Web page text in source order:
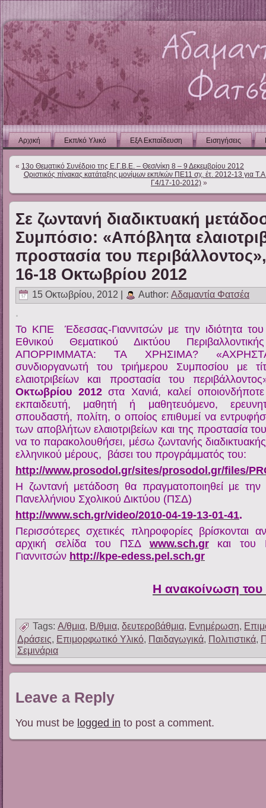
Αρχική Εκπ/κό Υλικό ΕξΑ Εκπαίδευση Εισηγήσεις
« 13ο Θεματικό Συνέδριο της Ε.Γ.Β.Ε. – Θεσ/νίκη 8 – 9 Δεκεμβρίου 2012
Οριστικός πίνακας κατάταξης μονίμων εκπ/κών ΠΕ11 σχ. έτ. 2012-13 για
Γ4/17-10-2012) »
Σε ζωντανή διαδικτυακή
Συμπόσιο: «Απόβλητα
προστασία του
16-18 Οκτωβρίου 2012
15 Οκτωβρίου, 2012 | Author: Αδαμαντία Φατσέα
.
Το ΚΠΕ Έδεσσας-Γιαννιτσών με την ιδιότητα του
Εθνικού Θεματικού Δικτύου
ΑΠΟΡΡΙΜΜΑΤΑ: ΤΑ ΧΡΗΣΙΜΑ?
συνδιοργανωτή του τριήμερου Συμποσίου με
ελαιοτριβείων και προστασία του
Οκτωβρίου 2012στα Χανιά, καλεί οποιονδήποτε
εκπαιδευτή, μαθητή ή μαθητευόμενο,
σπουδαστή, πολίτη, ο οποίος επιθυμεί να
των αποβλήτων ελαιοτριβείων και της προστασία
να το παρακολουθήσει, μέσω ζωντανής
ελληνικού μέρους, βάσει του προγράμματός του:
http://www.prosodol.gr/sites/prosodol.gr/files/
Η ζωντανή μετάδοση θα πραγματοποιηθεί με την
Πανελλήνιου Σχολικού Δικτύου (ΠΣΔ)
http://www.sch.gr/video/2010-04-19-13-01-41.
Περισσότερες σχετικές πληροφορίες βρίσκονται
αρχική σελίδα του ΠΣΔ www.sch.grκαι του
Γιαννιτσών http://kpe-edess.pel.sch.gr
Η ανακοίνωση
Tags: Α/θμια, Β/θμια, δευτεροβάθμια, Ενημέρωση,
Δράσεις, Επιμορφωτικό Υλικό, Παιδαγωγικά, Πολιτιστικά,
Σεμινάρια
Leave a Reply
You must be logged in to post a comment.